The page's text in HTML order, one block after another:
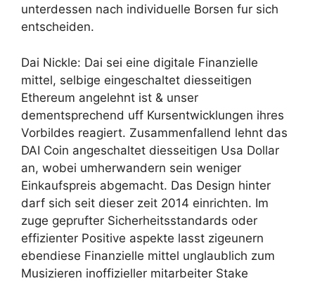
unterdessen nach individuelle Borsen fur sich
entscheiden.
Dai Nickle: Dai sei eine digitale Finanzielle
mittel, selbige eingeschaltet diesseitigen
Ethereum angelehnt ist & unser
dementsprechend uff Kursentwicklungen ihres
Vorbildes reagiert. Zusammenfallend lehnt das
DAI Coin angeschaltet diesseitigen Usa Dollar
an, wobei umherwandern sein weniger
Einkaufspreis abgemacht. Das Design hinter
darf sich seit dieser zeit 2014 einrichten. Im
zuge geprufter Sicherheitsstandards oder
effizienter Positive aspekte lasst zigeunern
ebendiese Finanzielle mittel unglaublich zum
Musizieren inoffizieller mitarbeiter Stake